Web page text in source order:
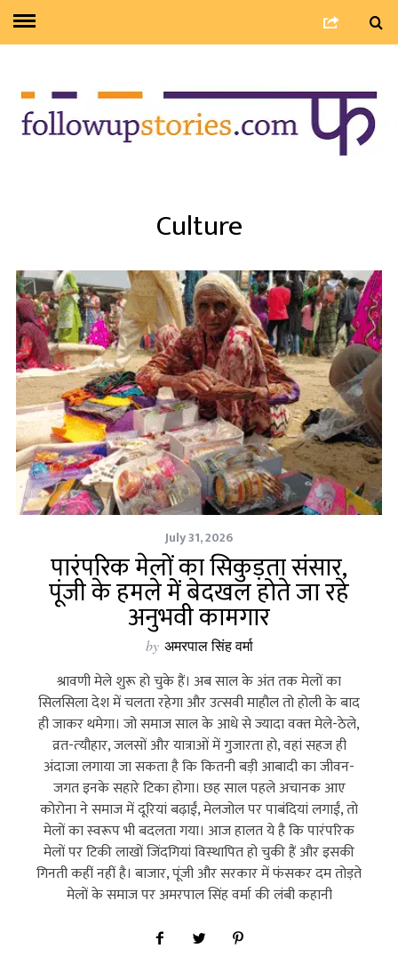
Culture
July 31, 2026
पारंपरिक मेलों का सिकुड़ता संसार,
पूंजी के हमले में बेदखल होते जा रहे
अनुभवी कामगार
by अमरपाल सिंह वर्मा
श्रावणी मेले शुरू हो चुके हैं। अब साल के अंत तक मेलों का
सिलसिला देश में चलता रहेगा और उत्‍सवी माहौल तो होली के बाद
ही जाकर थमेगा। जो समाज साल के आधे से ज्‍यादा वक्‍त मेले-ठेले,
व्रत-त्‍यौहार, जलसों और यात्राओं में गुजारता हो, वहां सहज ही
अंदाजा लगाया जा सकता है कि कितनी बड़ी आबादी का जीवन-
जगत इनके सहारे टिका होगा। छह साल पहले अचानक आए
कोरोना ने समाज में दूरियां बढ़ाईं, मेलजोल पर पाबंदियां लगाईं, तो
मेलों का स्‍वरूप भी बदलता गया। आज हालत ये है कि पारंपरिक
मेलों पर टिकी लाखों जिंदगियां विस्‍थापित हो चुकी हैं और इसकी
गिनती कहीं नहीं है। बाजार, पूंजी और सरकार में फंसकर दम तोड़ते
मेलों के समाज पर अमरपाल सिंह वर्मा की लंबी कहानी